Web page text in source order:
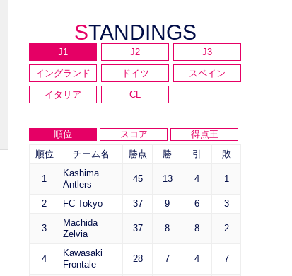
STANDINGS
J1 J2
J3
イングランド
ドイツ
スペイン
イタリア
CL
順位 スコア
得点王
順位
チーム名 勝点 勝 引 敗
1
Kashima
Antlers
45 13 4 1
2 FC Tokyo 37 9 6 3
3
Machida
Zelvia
37 8 8 2
4
Kawasaki
Frontale
28 7 4 7